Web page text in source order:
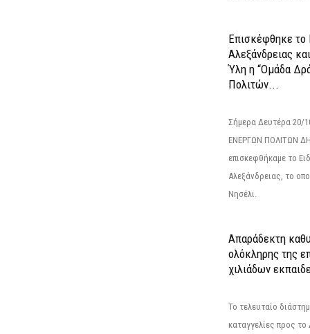
Επισκέφθηκε το
Αλεξάνδρειας
Ύλη η “Ομάδα
Πολιτών...
Σήμερα Δευτέρα
ΕΝΕΡΓΩΝ ΠΟΛΙΤΩΝ
επισκεφθήκαμε το
Αλεξάνδρειας, το
Νησέλι.
Απαράδεκτη
ολόκληρης της
χιλιάδων
Το τελευταίο
καταγγελίες προς